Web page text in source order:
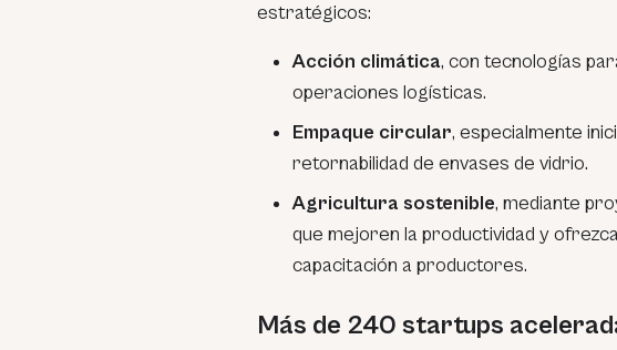
estratégicos:
Acción climática, con tecnologías
operaciones logísticas.
Empaque circular, especialmente
retornabilidad de envases de vidrio.
Agricultura sostenible, mediante
que mejoren la productividad y
capacitación a productores.
Más de 240 startups